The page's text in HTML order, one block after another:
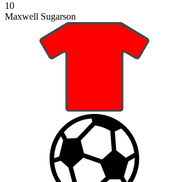
10
Maxwell Sugarson